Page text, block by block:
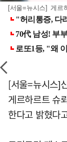
[서울=뉴시스] 게
[서울=뉴시스]
게르하르트 슈
한다고 밝혔다